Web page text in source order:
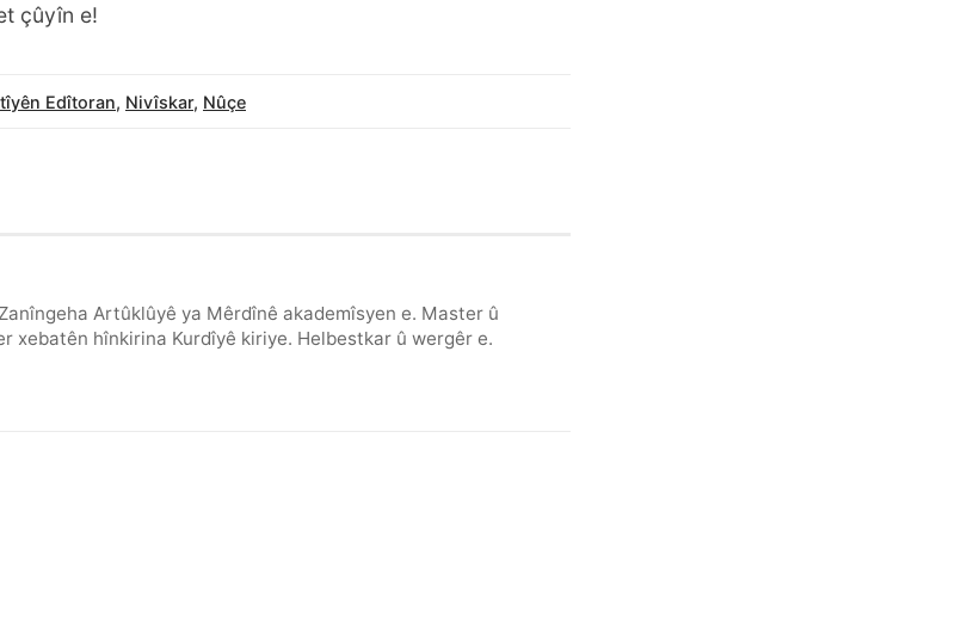
çûyîn e!
Edîtoran, Nivîskar, Nûçe
Artûklûyê ya Mêrdînê akademîsyen e. Master û
xebatên hînkirina Kurdîyê kiriye. Helbestkar û wergêr e.